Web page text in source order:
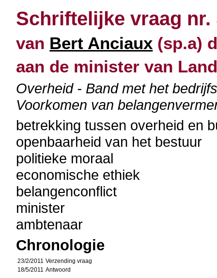
Schriftelijke vraag nr.
van Bert Anciaux (sp.a)
aan de minister van
Overheid - Band met het
Voorkomen van
betrekking tussen overheid en
openbaarheid van het bestuur
politieke moraal
economische ethiek
belangenconflict
minister
ambtenaar
Chronologie
23/2/2011 Verzending vraag
18/5/2011 Antwoord